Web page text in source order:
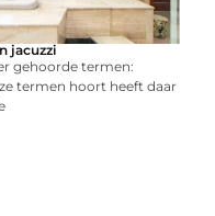
jacuzzi
gehoorde termen:
termen hoort heeft daar